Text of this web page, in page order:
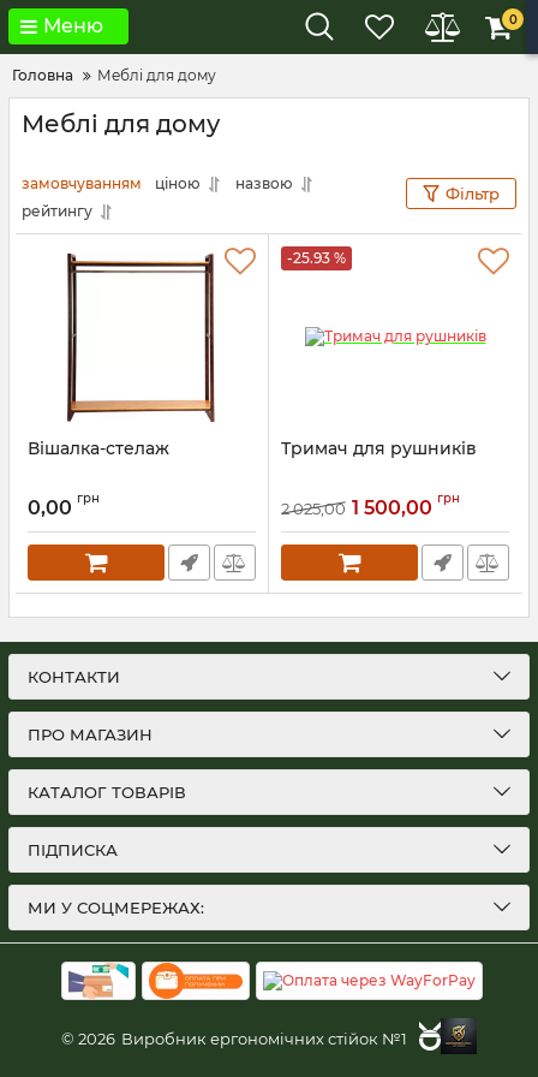
Меню 0
Головна Меблі для дому
Меблі для дому
замовчуванням ціною
назвою
рейтингу
Фільтр
Вішалка-стелаж
0,00 грн
-25.93 %
Тримач для рушників
2 025,00 1 500,00 грн
КОНТАКТИ
ПРО МАГАЗИН
КАТАЛОГ ТОВАРІВ
ПІДПИСКА
МИ У СОЦМЕРЕЖАХ:
© 2026 Виробник ергономічних стійок №1